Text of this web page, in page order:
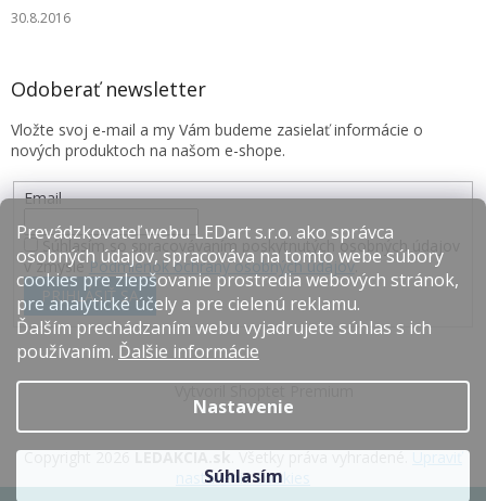
Prevádzkovateľ webu LEDart s.r.o. ako správca
osobných údajov, spracováva na tomto webe súbory
cookies pre zlepšovanie prostredia webových stránok,
pre analytické účely a pre cielenú reklamu.
Ďalším prechádzaním webu vyjadrujete súhlas s ich
používaním. Ďalšie informácie
Nastavenie
Súhlasím
30.8.2016
Odoberať newsletter
Vložte svoj e-mail a my Vám budeme zasielať informácie o
nových produktoch na našom e-shope.
Email
Súhlasím so spracovávaním poskytnutých osobných údajov
v zmysle Podmienok ochrany osobných údajov.
PRIHLÁSIŤ SA
nastavenie cookies